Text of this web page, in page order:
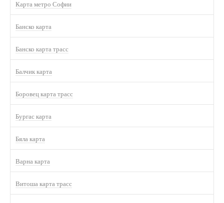
Карта метро Софии
Банско карта
Банско карта трасс
Балчик карта
Боровец карта трасс
Бургас карта
Бяла карта
Варна карта
Витоша карта трасс